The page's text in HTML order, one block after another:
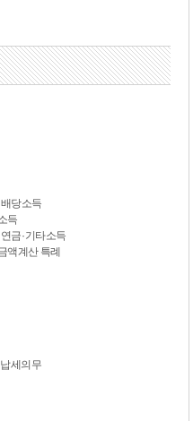
배당소득
득
연금·기타소득
액계산 특례
세의무